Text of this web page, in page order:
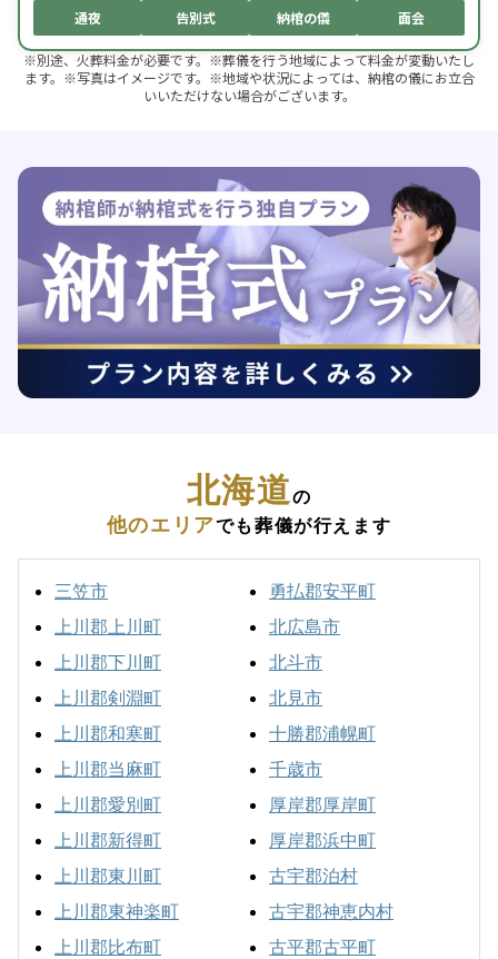
通夜 告別式 納棺の儀 面会
※別途、火葬料金が必要です。※葬儀を行う地域によって料金が変動いたし
ます。※写真はイメージです。※地域や状況によっては、納棺の儀にお立合
いいただけない場合がございます。
北海道の
他のエリアでも葬儀が行えます
三笠市
上川郡上川町
上川郡下川町
上川郡剣淵町
上川郡和寒町
上川郡当麻町
上川郡愛別町
上川郡新得町
上川郡東川町
上川郡東神楽町
上川郡比布町
勇払郡安平町
北広島市
北斗市
北見市
十勝郡浦幌町
千歳市
厚岸郡厚岸町
厚岸郡浜中町
古宇郡泊村
古宇郡神恵内村
古平郡古平町